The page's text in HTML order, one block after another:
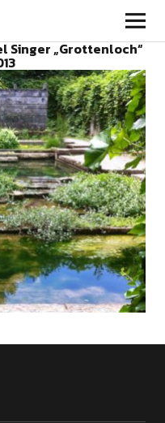
Singer „Grottenloch“